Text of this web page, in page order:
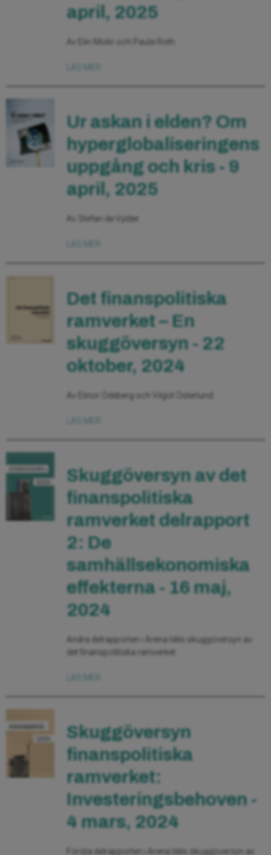
april, 2025
Av Elin Molin och Paula Roth
Ur askan i elden? Om
hyperglobaliseringens
uppgång och kris - 9
april, 2025
Av Stefan de Vylder.
Det finanspolitiska
ramverket – En
skuggöversyn - 22
oktober, 2024
Av Elinor Odeberg och Vilgot Österlund.
Skuggöversyn av det
finanspolitiska
ramverket delrapport
2: De
samhällsekonomiska
effekterna - 16 maj,
2024
Andra delrapporten i Arena Idés skuggöversyn av
det finanspolitiska ramverket.
Skuggöversyn
finanspolitiska
ramverket:
Investeringsbehoven -
4 mars, 2024
Första delrapporten i Arena Idés skuggöversyn av